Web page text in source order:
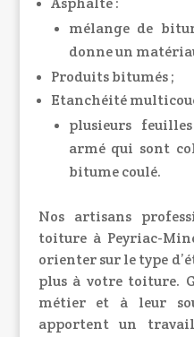
mélange de
donne un
Produits bitumés ;
Etanchéité
plusieurs
armé qui sont
bitume coulé.
Nos artisans
toiture à Peyriac-
orienter sur le type
plus à votre toiture.
métier et à leur
apportent un